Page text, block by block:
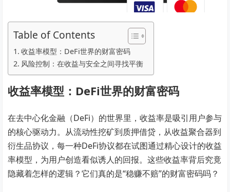
Table of Contents
收益率模型：DeFi世界的财富密码
风险控制：在收益与安全之间寻找平衡
收益率模型：DeFi世界的财富密码
在去中心化金融（DeFi）的世界里，收益率是吸引用户参与
的核心驱动力。从流动性挖矿到质押借贷，从收益聚合器到
衍生品协议，每一种DeFi协议都在试图通过精心设计的收益
率模型，为用户创造看似诱人的回报。这些收益率背后究竟
隐藏着怎样的逻辑？它们真的是“稳赚不赔”的财富密码吗？